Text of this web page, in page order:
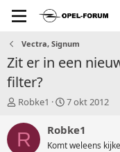
Vectra, Signum
Zit er in een
filter?
T
p
Robke1
S
a
7 okt 2012
R Robke1
Komt weleens